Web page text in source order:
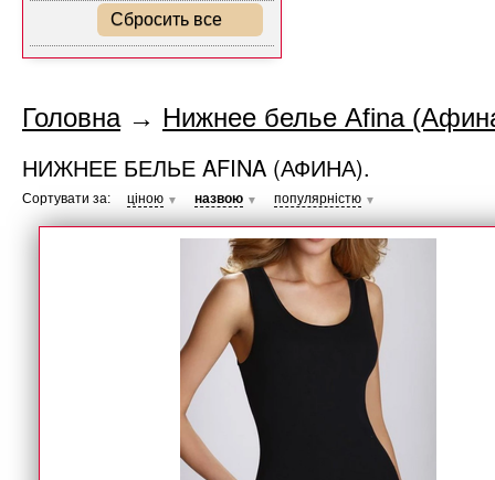
Сбросить все
Головна→ Нижнее белье Afina
НИЖНЕЕ БЕЛЬЕ AFINA (АФИНА).
Сортувати за: ціною ▼ назвою ▼ популярністю ▼